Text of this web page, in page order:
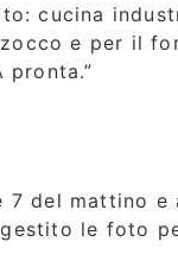
cucina
e per il
7 del mattino e
le foto